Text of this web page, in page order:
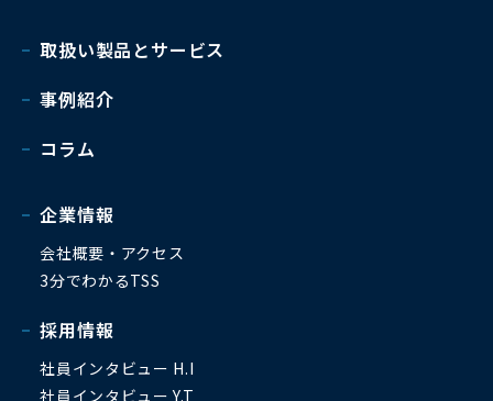
取扱い製品とサービス
事例紹介
コラム
企業情報
会社概要・アクセス
3分でわかるTSS
採用情報
社員インタビュー H.I
社員インタビュー Y.T